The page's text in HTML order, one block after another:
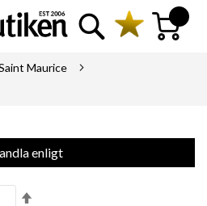
Sök
Min
Maurice
enligt